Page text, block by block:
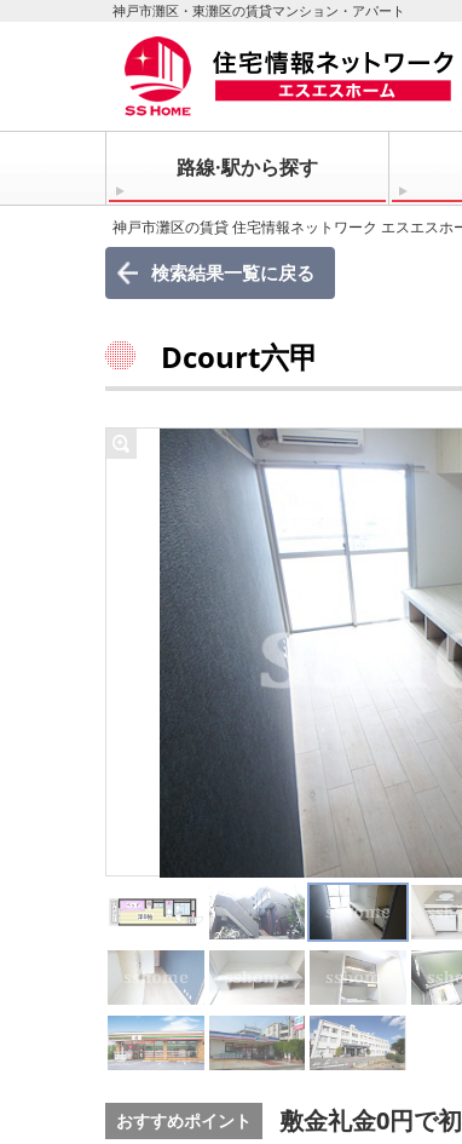
神戸市灘区・東灘区の賃貸マンション・アパート
路線·駅から探す
神戸市灘区の賃貸 住宅情報ネットワーク エスエスホ
検索結果一覧に戻る
Dcourt六甲
おすすめポイント 敷金礼金0円で